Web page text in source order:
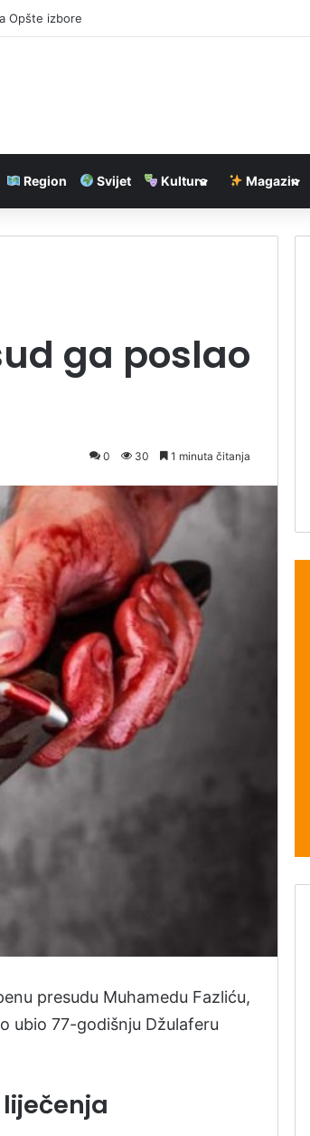
Opšte izbore
Region Svijet Kultura Magazin
ga poslao
0 30 1 minuta čitanja
presudu Muhamedu Fazliću,
ubio 77-godišnju Džulaferu